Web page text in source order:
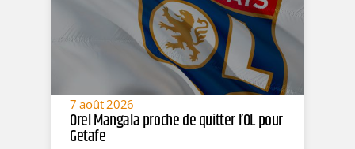
7 août 2026
Orel Mangala proche de quitter l’OL pour
Getafe